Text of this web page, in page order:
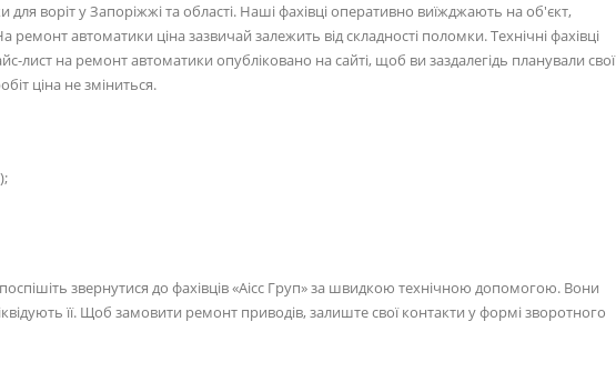
для воріт у Запоріжжі та області. Наші фахівці оперативно виїжджають на об'єкт,
автоматики ціна зазвичай залежить від складності поломки. Технічні фахівці
лист на ремонт автоматики опубліковано на сайті, щоб ви заздалегідь планували свої
ціна не зміниться.
звернутися до фахівців «Аісс Груп» за швидкою технічною допомогою. Вони
її. Щоб замовити ремонт приводів, залиште свої контакти у формі зворотного